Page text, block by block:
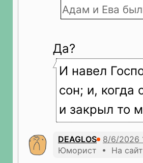
Адам и Ева
Да?
И навел
сон; и, когда
и закрыл то
DEAGLOS
Юморист • На